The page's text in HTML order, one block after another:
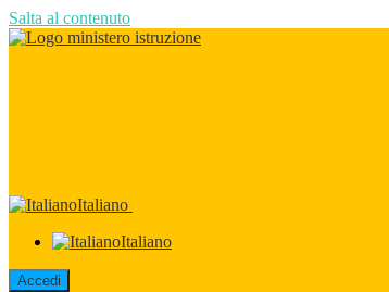
Salta al contenuto
Italiano
Italiano
Accedi